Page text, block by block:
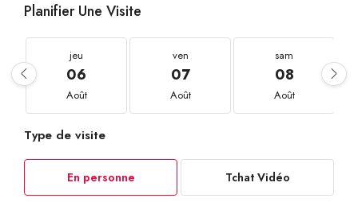
Planifier Une Visite
jeu
06
Août
ven
07
Août
sam
08
Août
Type de visite
En personne Tchat Vidéo